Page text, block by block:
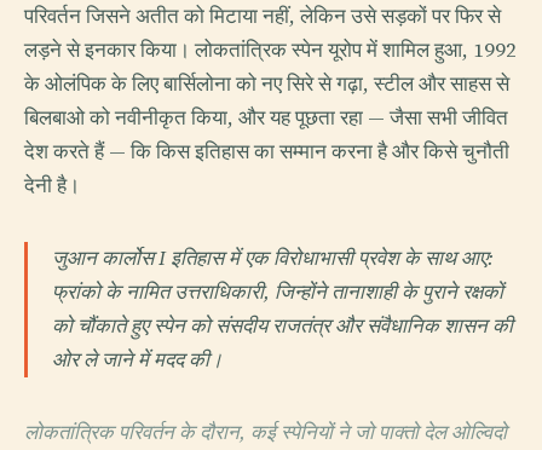
परिवर्तन जिसने अतीत को मिटाया नहीं, लेकिन उसे सड़कों पर फिर से
लड़ने से इनकार किया। लोकतांत्रिक स्पेन यूरोप में शामिल हुआ, 1992
के ओलंपिक के लिए बार्सिलोना को नए सिरे से गढ़ा, स्टील और साहस से
बिलबाओ को नवीनीकृत किया, और यह पूछता रहा — जैसा सभी जीवित
देश करते हैं — कि किस इतिहास का सम्मान करना है और किसे चुनौती
देनी है।
जुआन कार्लोस I इतिहास में एक विरोधाभासी प्रवेश के साथ आए:
फ्रांको के नामित उत्तराधिकारी, जिन्होंने तानाशाही के पुराने रक्षकों
को चौंकाते हुए स्पेन को संसदीय राजतंत्र और संवैधानिक शासन की
ओर ले जाने में मदद की।
लोकतांत्रिक परिवर्तन के दौरान, कई स्पेनियों ने जो पाक्तो देल ओल्विदो